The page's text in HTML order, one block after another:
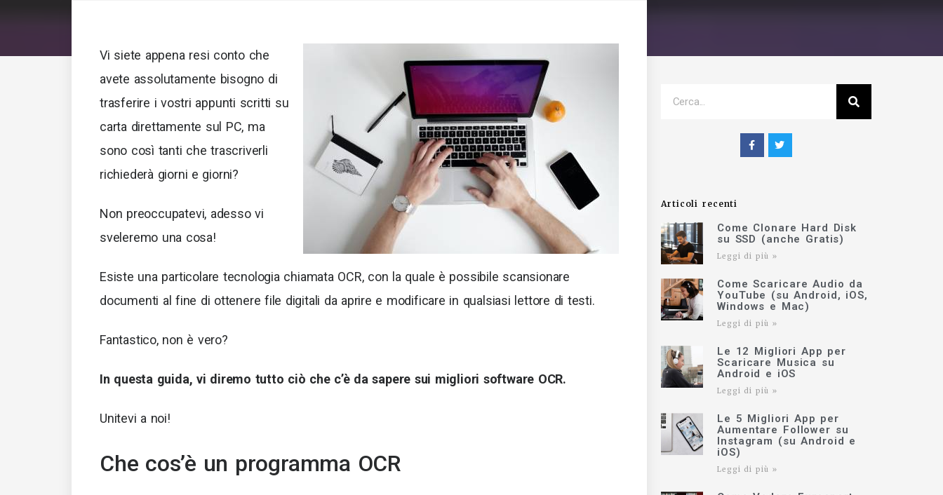
Vi siete appena resi conto che
avete assolutamente bisogno di
trasferire i vostri appunti scritti su
carta direttamente sul PC, ma
sono così tanti che trascriverli
richiederà giorni e giorni?
Non preoccupatevi, adesso vi
sveleremo una cosa!
Esiste una particolare tecnologia chiamata OCR, con la quale è possibile scansionare
documenti al fine di ottenere file digitali da aprire e modificare in qualsiasi lettore di testi.
Fantastico, non è vero?
In questa guida, vi diremo tutto ciò che c’è da sapere sui migliori software OCR.
Unitevi a noi!
Che cos’è un programma OCR
Articoli recenti
Come Clonare Hard Disk
su SSD (anche Gratis)
Leggi di più »
Come Scaricare Audio da
YouTube (su Android, iOS,
Windows e Mac)
Leggi di più »
Le 12 Migliori App per
Scaricare Musica su
Android e iOS
Leggi di più »
Le 5 Migliori App per
Aumentare Follower su
Instagram (su Android e
iOS)
Leggi di più »